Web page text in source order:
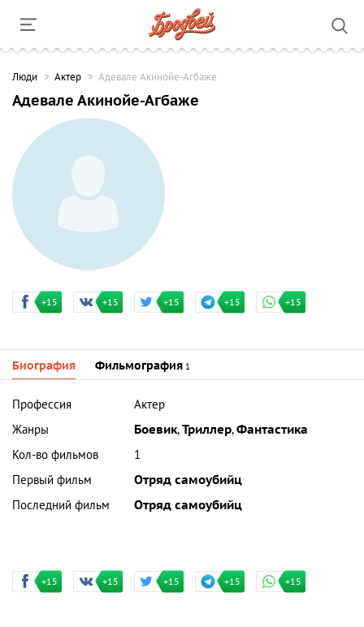
Люди Актер Адевале Акинойе-Агбаже
Адевале Акинойе-Агбаже
+15 +15 +15 +15 +15
Биография Фильмография 1
Профессия
Актер
Жанры
Боевик,Триллер,Фантастика
Кол-во фильмов
1
Первый фильм
Отряд самоубийц
Последний фильм
Отряд самоубийц
+15 +15 +15 +15 +15